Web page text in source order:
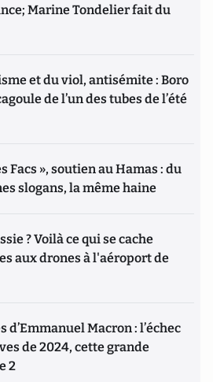
Marine Tondelier fait du
et du viol, antisémite : Boro
de l’un des tubes de l’été
Facs », soutien au Hamas : du
slogans, la même haine
? Voilà ce qui se cache
aux drones à l'aéroport de
d’Emmanuel Macron : l’échec
de 2024, cette grande
2